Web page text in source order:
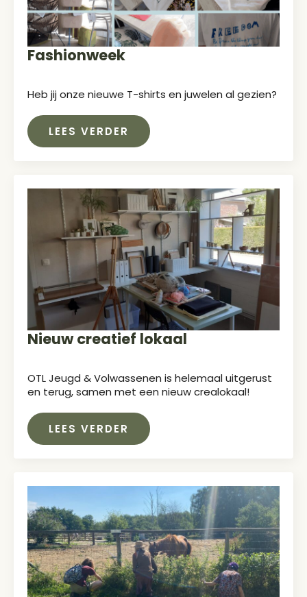
Fashionweek
Heb jij onze nieuwe T-shirts en juwelen al gezien?
LEES VERDER
Nieuw creatief lokaal
OTL Jeugd & Volwassenen is helemaal uitgerust
en terug, samen met een nieuw crealokaal!
LEES VERDER